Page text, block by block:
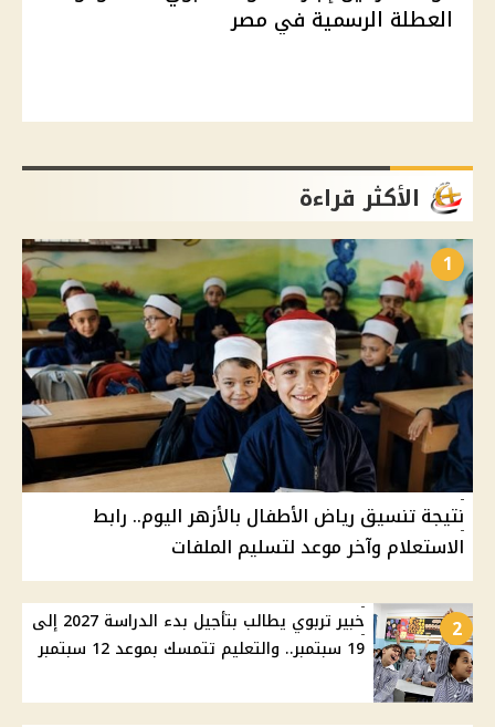
العطلة الرسمية في مصر
الأكثر قراءة
1
نتيجة تنسيق رياض الأطفال بالأزهر اليوم.. رابط
الاستعلام وآخر موعد لتسليم الملفات
2
خبير تربوي يطالب بتأجيل بدء الدراسة 2027 إلى
19 سبتمبر.. والتعليم تتمسك بموعد 12 سبتمبر